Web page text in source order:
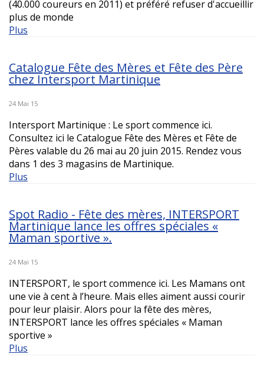
(40.000 coureurs en 2011) et préféré refuser d'accueillir
plus de monde
Plus
Catalogue Fête des Mères et Fête des Père
chez Intersport Martinique
24 Mai 15
Intersport Martinique : Le sport commence ici.
Consultez ici le Catalogue Fête des Mères et Fête de
Pères valable du 26 mai au 20 juin 2015. Rendez vous
dans 1 des 3 magasins de Martinique.
Plus
Spot Radio - Fête des mères, INTERSPORT
Martinique lance les offres spéciales «
Maman sportive ».
24 Mai 15
INTERSPORT, le sport commence ici. Les Mamans ont
une vie à cent à l’heure. Mais elles aiment aussi courir
pour leur plaisir. Alors pour la fête des mères,
INTERSPORT lance les offres spéciales « Maman
sportive »
Plus